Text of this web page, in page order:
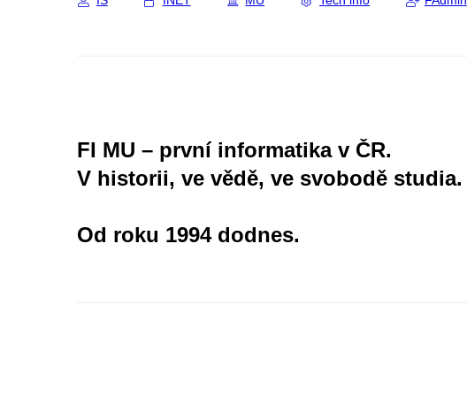
FI MU – první informatika v ČR.
V historii, ve vědě, ve svobodě studia.
Od roku 1994 dodnes.